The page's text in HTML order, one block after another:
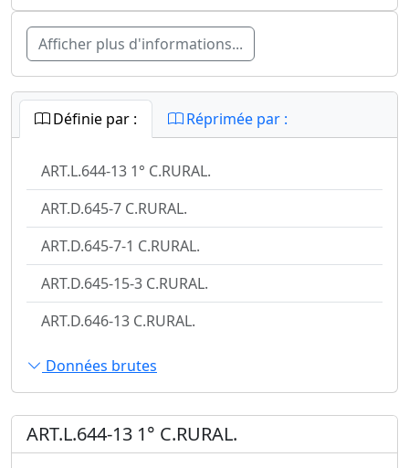
Afficher plus d'informations...
Définie par : Réprimée par :
ART.L.644-13 1° C.RURAL.
ART.D.645-7 C.RURAL.
ART.D.645-7-1 C.RURAL.
ART.D.645-15-3 C.RURAL.
ART.D.646-13 C.RURAL.
Données brutes
ART.L.644-13 1° C.RURAL.